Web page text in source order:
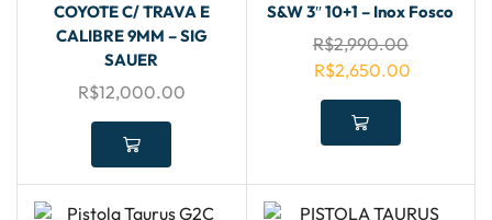
COYOTE C/ TRAVA E
CALIBRE 9MM – SIG
SAUER
R$12,000.00
S&W 3″ 10+1 – Inox Fosco
R$2,990.00
R$2,650.00